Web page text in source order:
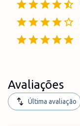
Avaliações
Última avaliação